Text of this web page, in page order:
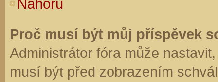
Nahoru
Proč musí být můj příspěvek
Administrátor fóra může
musí být před zobrazením